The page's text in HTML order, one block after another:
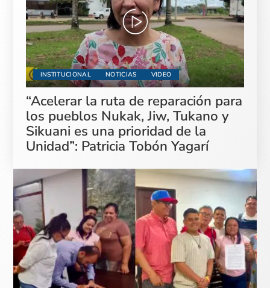
INSTITUCIONAL NOTICIAS VIDEO
“Acelerar la ruta de reparación para
los pueblos Nukak, Jiw, Tukano y
Sikuani es una prioridad de la
Unidad”: Patricia Tobón Yagarí